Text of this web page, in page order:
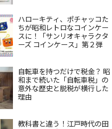
ハローキティ、ポチャッコた
ちが昭和レトロなコインケー
スに！「サンリオキャラクタ
ーズ コインケース」第２弾
自転車を持つだけで税金？ 昭
和まで続いた「自転車税」の
意外な歴史と脱税が横行した
理由
教科書と違う！江戸時代の田